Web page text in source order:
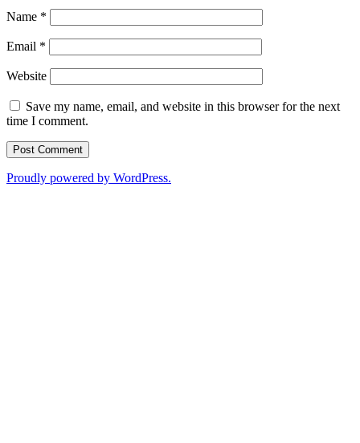
Name *
Email *
Website
Save my name, email, and website in this browser for the next
time I comment.
Proudly powered by WordPress.